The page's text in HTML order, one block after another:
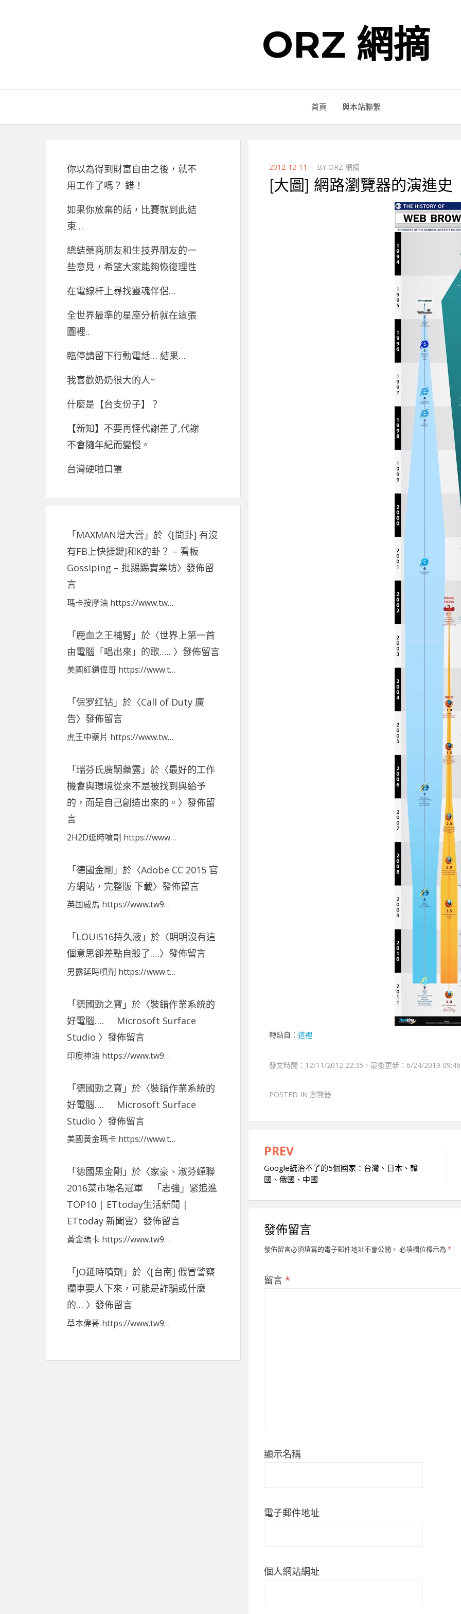
ORZ 網摘
首頁 與本站聯繫
POSTED
ON
2012-12-11 BY ORZ 網摘
[大圖] 網路瀏覽器的演進史
轉貼自： 這裡
發文時間：12/11/2012 22:35，最後更新：6/24/2019 09:46
POSTED IN 瀏覽器
文
章
PREV
Google統治不了的5個國家：台灣、日本、韓
國、俄國、中國
發佈留言
發佈留言必須填寫的電子郵件地址不會公開。 必填欄位標示為 *
留言 *
顯示名稱
電子郵件地址
個人網站網址
你以為得到財富自由之後，就不
用工作了嗎？ 錯！
如果你放棄的話，比賽就到此結
束…
總結藥商朋友和生技界朋友的一
些意見，希望大家能夠恢復理性
在電線杆上尋找靈魂伴侶…
全世界最準的星座分析就在這張
圖裡..
臨停請留下行動電話… 結果…
我喜歡奶奶很大的人~
什麼是【台支份子】？
【新知】不要再怪代謝差了,代謝
不會隨年紀而變慢。
台灣硬啦口罩
「MAXMAN增大膏 」於〈[問卦] 有沒
有FB上快捷鍵J和K的卦？ – 看板
Gossiping – 批踢踢實業坊〉發佈留
言
瑪卡按摩油 https://www.tw…
「鹿血之王補腎 」於〈世界上第一首
由電腦「唱出來」的歌….. 〉發佈留言
美國紅鑽偉哥 https://www.t…
「保罗红钻」於〈Call of Duty 廣
告〉發佈留言
虎王中藥片 https://www.tw…
「瑞芬氏廣嗣藥露」於〈最好的工作
機會與環境從來不是被找到與給予
的，而是自己創造出來的。 〉發佈留
言
2H2D延時噴劑 https://www…
「德國金剛 」於〈Adobe CC 2015 官
方網站，完整版 下載〉發佈留言
英国威馬 https://www.tw9…
「LOUIS16持久液」於〈明明沒有這
個意思卻差點自殺了….〉發佈留言
男露延時噴劑 https://www.t…
「德國勁之寶 」於〈裝錯作業系統的
好電腦…. Microsoft Surface
Studio 〉發佈留言
印度神油 https://www.tw9…
「德國勁之寶 」於〈裝錯作業系統的
好電腦…. Microsoft Surface
Studio 〉發佈留言
美國黃金瑪卡 https://www.t…
「德國黑金剛 」於〈家豪、淑芬蟬聯
2016菜市場名冠軍 「志強」緊追進
TOP10 | ETtoday生活新聞 |
ETtoday 新聞雲〉發佈留言
黃金瑪卡 https://www.tw9…
「JO延時噴劑 」於〈[台南] 假冒警察
攔車要人下來，可能是詐騙或什麼
的… 〉發佈留言
草本偉哥 https://www.tw9…